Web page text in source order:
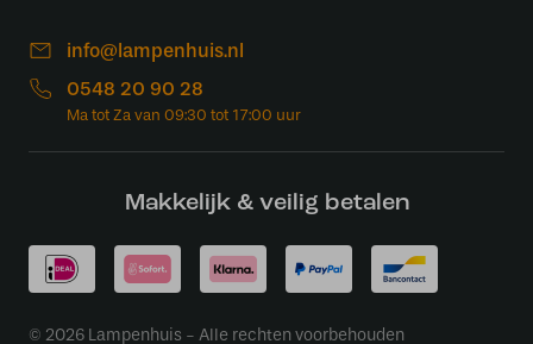
info@lampenhuis.nl
0548 20 90 28
Makkelijk & veilig betalen
© 2026 Lampenhuis - Alle rechten voorbehouden